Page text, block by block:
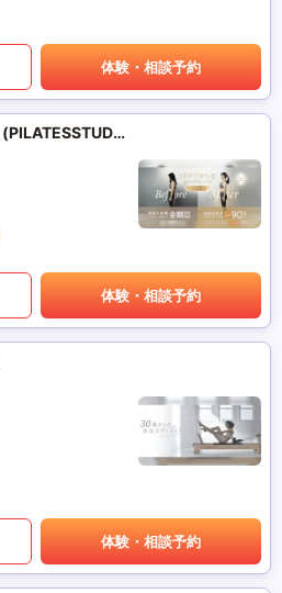
体験・相談予約
ピラティススタジオ デップ (PILATESSTUDIO DEP)
体験・相談予約
体験・相談予約